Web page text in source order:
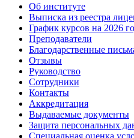
Об институте
Выписка из реестра
График курсов на 2026
Преподаватели
Благодарственные
Отзывы
Руководство
Сотрудники
Контакты
Аккредитация
Выдаваемые документы
Защита персональных
Специальная оценка